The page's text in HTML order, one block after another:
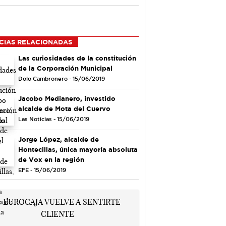
RELACIONADAS
Las curiosidades de la constitución
de la Corporación Municipal
Dolo Cambronero - 15/06/2019
Jacobo Medianero, investido
alcalde de Mota del Cuervo
Las Noticias - 15/06/2019
Jorge López, alcalde de
Hontecillas, única mayoría absoluta
de Vox en la región
EFE - 15/06/2019